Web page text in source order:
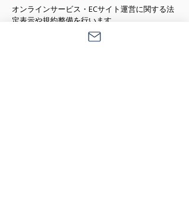
オンラインサービス・ECサイト運営に関する法
定表示や規約整備を行います。